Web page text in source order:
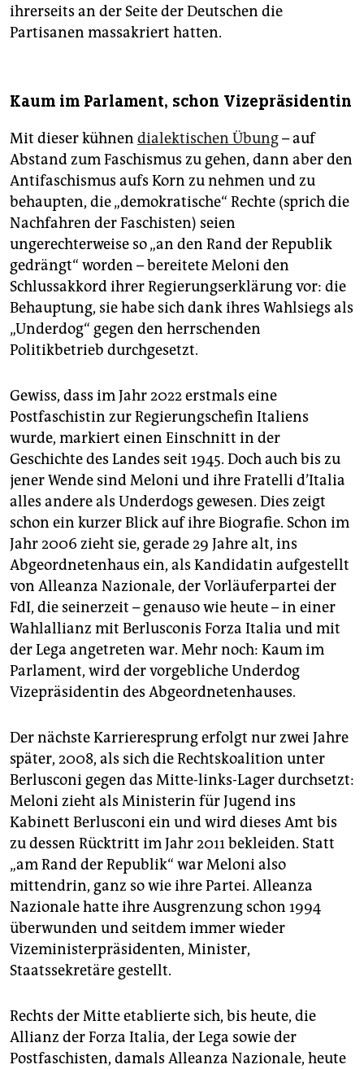
ihrerseits an der Seite der Deutschen die
Partisanen massakriert hatten.
Kaum im Parlament, schon Vizepräsidentin
Mit dieser kühnen dialektischen Übung– auf
Abstand zum Faschismus zu gehen, dann aber den
Antifaschismus aufs Korn zu nehmen und zu
behaupten, die „demokratische“ Rechte (sprich die
Nachfahren der Faschisten) seien
ungerechterweise so „an den Rand der Republik
gedrängt“ worden – bereitete Meloni den
Schlussakkord ihrer Regierungserklärung vor: die
Behauptung, sie habe sich dank ihres Wahlsiegs als
„Underdog“ gegen den herrschenden
Politikbetrieb durchgesetzt.
Gewiss, dass im Jahr 2022 erstmals eine
Postfaschistin zur Regierungschefin Italiens
wurde, markiert einen Einschnitt in der
Geschichte des Landes seit 1945. Doch auch bis zu
jener Wende sind Meloni und ihre Fratelli d’Italia
alles andere als Underdogs gewesen. Dies zeigt
schon ein kurzer Blick auf ihre Biografie. Schon im
Jahr 2006 zieht sie, gerade 29 Jahre alt, ins
Abgeordnetenhaus ein, als Kandidatin aufgestellt
von Alleanza Nazionale, der Vorläuferpartei der
FdI, die seinerzeit – genauso wie heute – in einer
Wahlallianz mit Berlusconis Forza Italia und mit
der Lega angetreten war. Mehr noch: Kaum im
Parlament, wird der vorgebliche Underdog
Vizepräsidentin des Abgeordnetenhauses.
Der nächste Karrieresprung erfolgt nur zwei Jahre
später, 2008, als sich die Rechtskoalition unter
Berlusconi gegen das Mitte-links-Lager durchsetzt:
Meloni zieht als Ministerin für Jugend ins
Kabinett Berlusconi ein und wird dieses Amt bis
zu dessen Rücktritt im Jahr 2011 bekleiden. Statt
„am Rand der Republik“ war Meloni also
mittendrin, ganz so wie ihre Partei. Alleanza
Nazionale hatte ihre Ausgrenzung schon 1994
überwunden und seitdem immer wieder
Vizeministerpräsidenten, Minister,
Staatssekretäre gestellt.
Rechts der Mitte etablierte sich, bis heute, die
Allianz der Forza Italia, der Lega sowie der
Postfaschisten, damals Alleanza Nazionale, heute